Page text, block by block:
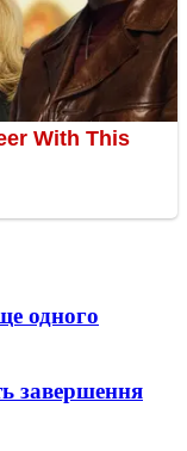
одного
завершення